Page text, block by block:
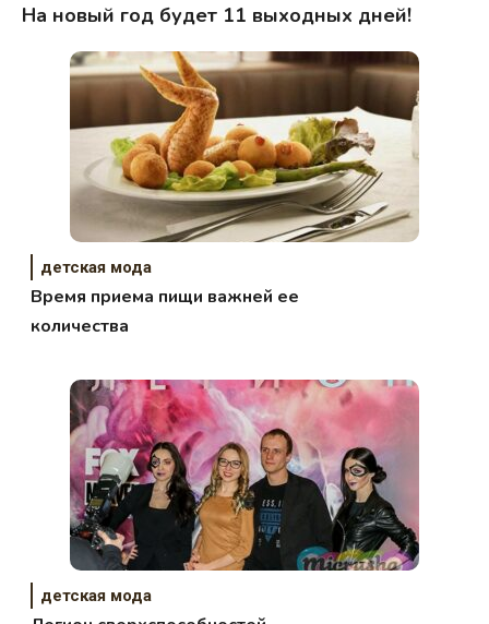
На новый год будет 11 выходных дней!
детская мода
Время приема пищи важней ее
количества
детская мода